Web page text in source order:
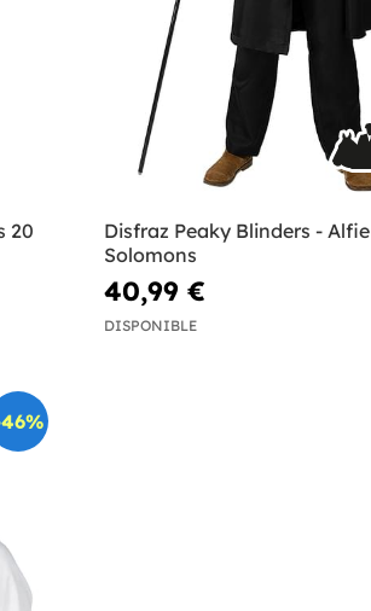
20
Disfraz Peaky Blinders - Alfie
Solomons
40,99 €
DISPONIBLE